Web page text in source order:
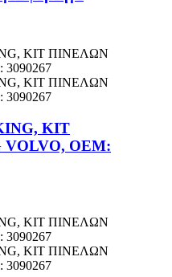
ΚΙΤ
OEM: